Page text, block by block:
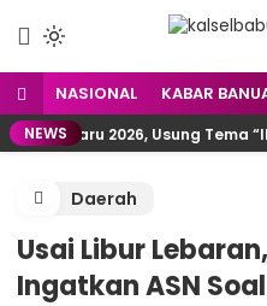
NASIONAL KABAR
NEWS2026, Usung Tema “Ibu
Daerah
Usai Libur
Ingatkan ASN